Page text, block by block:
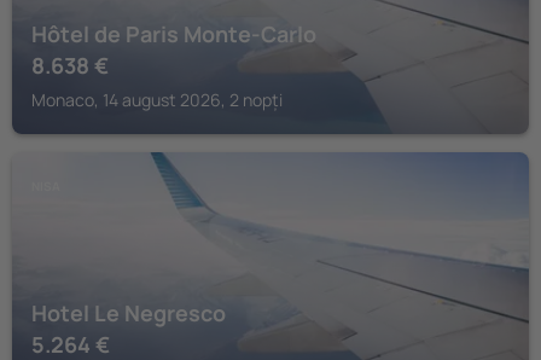
Hôtel de Paris Monte-Carlo
8.638 €
Monaco, 14 august 2026, 2 nopți
Hotel Le Negresco
5.264 €